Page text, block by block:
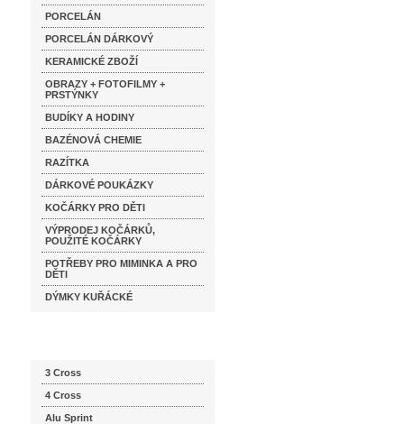
PORCELÁN
PORCELÁN DÁRKOVÝ
KERAMICKÉ ZBOŽÍ
OBRAZY + FOTOFILMY +
PRSTÝNKY
BUDÍKY A HODINY
BAZÉNOVÁ CHEMIE
RAZÍTKA
DÁRKOVÉ POUKÁZKY
KOČÁRKY PRO DĚTI
VÝPRODEJ KOČÁRKŮ,
POUŽITÉ KOČÁRKY
POTŘEBY PRO MIMINKA A PRO
DĚTI
DÝMKY KUŘÁCKÉ
3 Cross
4 Cross
Alu Sprint